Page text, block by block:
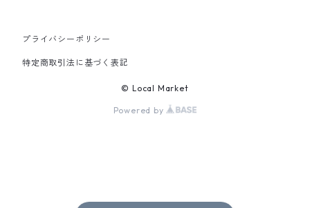
PANTS
プライバシーポリシー
特定商取引法に基づく表記
© Local Market
Powered by